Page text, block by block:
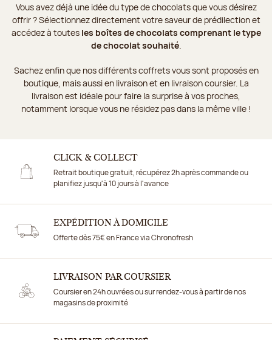
Vous avez déjà une idée du type de chocolats que vous désirez
offrir ? Sélectionnez directement votre saveur de prédilection et
accédez à toutes les boîtes de chocolats comprenant le type
de chocolat souhaité.
Sachez enfin que nos différents coffrets vous sont proposés en
boutique, mais aussi en livraison et en livraison coursier. La
livraison est idéale pour faire la surprise à vos proches,
notamment lorsque vous ne résidez pas dans la même ville !
CLICK & COLLECT
Retrait boutique gratuit, récupérez 2h après commande ou
planifiez jusqu'à 10 jours à l'avance
EXPÉDITION À DOMICILE
Offerte dès 75€ en France via Chronofresh
LIVRAISON PAR COURSIER
Coursier en 24h ouvrées ou sur rendez-vous à partir de nos
magasins de proximité